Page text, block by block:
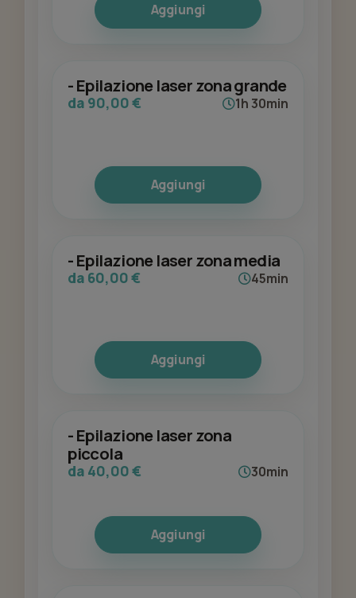
Aggiungi
- Epilazione laser zona grande
da 90,00 € 1h 30min
Aggiungi
- Epilazione laser zona media
da 60,00 € 45min
Aggiungi
- Epilazione laser zona
piccola
da 40,00 € 30min
Aggiungi